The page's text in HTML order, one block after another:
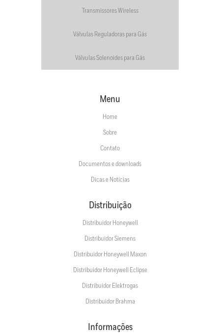
Transmissores Wireless
Válvulas Reguladoras para Gás
Válvulas Solenoides para Gás
Menu
Home
Sobre
Contato
Documentos e downloads
Dicas e Notícias
Distribuição
Distribuidor Honeywell
Distribuidor Siemens
Distribuidor Honeywell Maxon
Distribuidor Honeywell Eclipse
Distribuidor Elektrogas
Distribuidor Brahma
Informações